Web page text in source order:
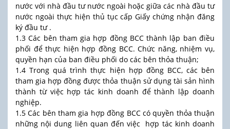
nước với nhà đầu tư nước ngoài hoặc giữa các nhà đầu tư
nước ngoài thực hiện thủ tục cấp Giấy chứng nhận đăng
ký đầu tư .
1.3 Các bên tham gia hợp đồng BCC thành lập ban điều
phối để thực hiện hợp đồng BCC. Chức năng, nhiệm vụ,
quyền hạn của ban điều phối do các bên thỏa thuận;
1.4 Trong quá trình thực hiện hợp đồng BCC, các bên
tham gia hợp đồng được thỏa thuận sử dụng tài sản hình
thành từ việc hợp tác kinh doanh để thành lập doanh
nghiệp.
1.5 Các bên tham gia hợp đồng BCC có quyền thỏa thuận
những nội dung liên quan đến việc hợp tác kinh doanh